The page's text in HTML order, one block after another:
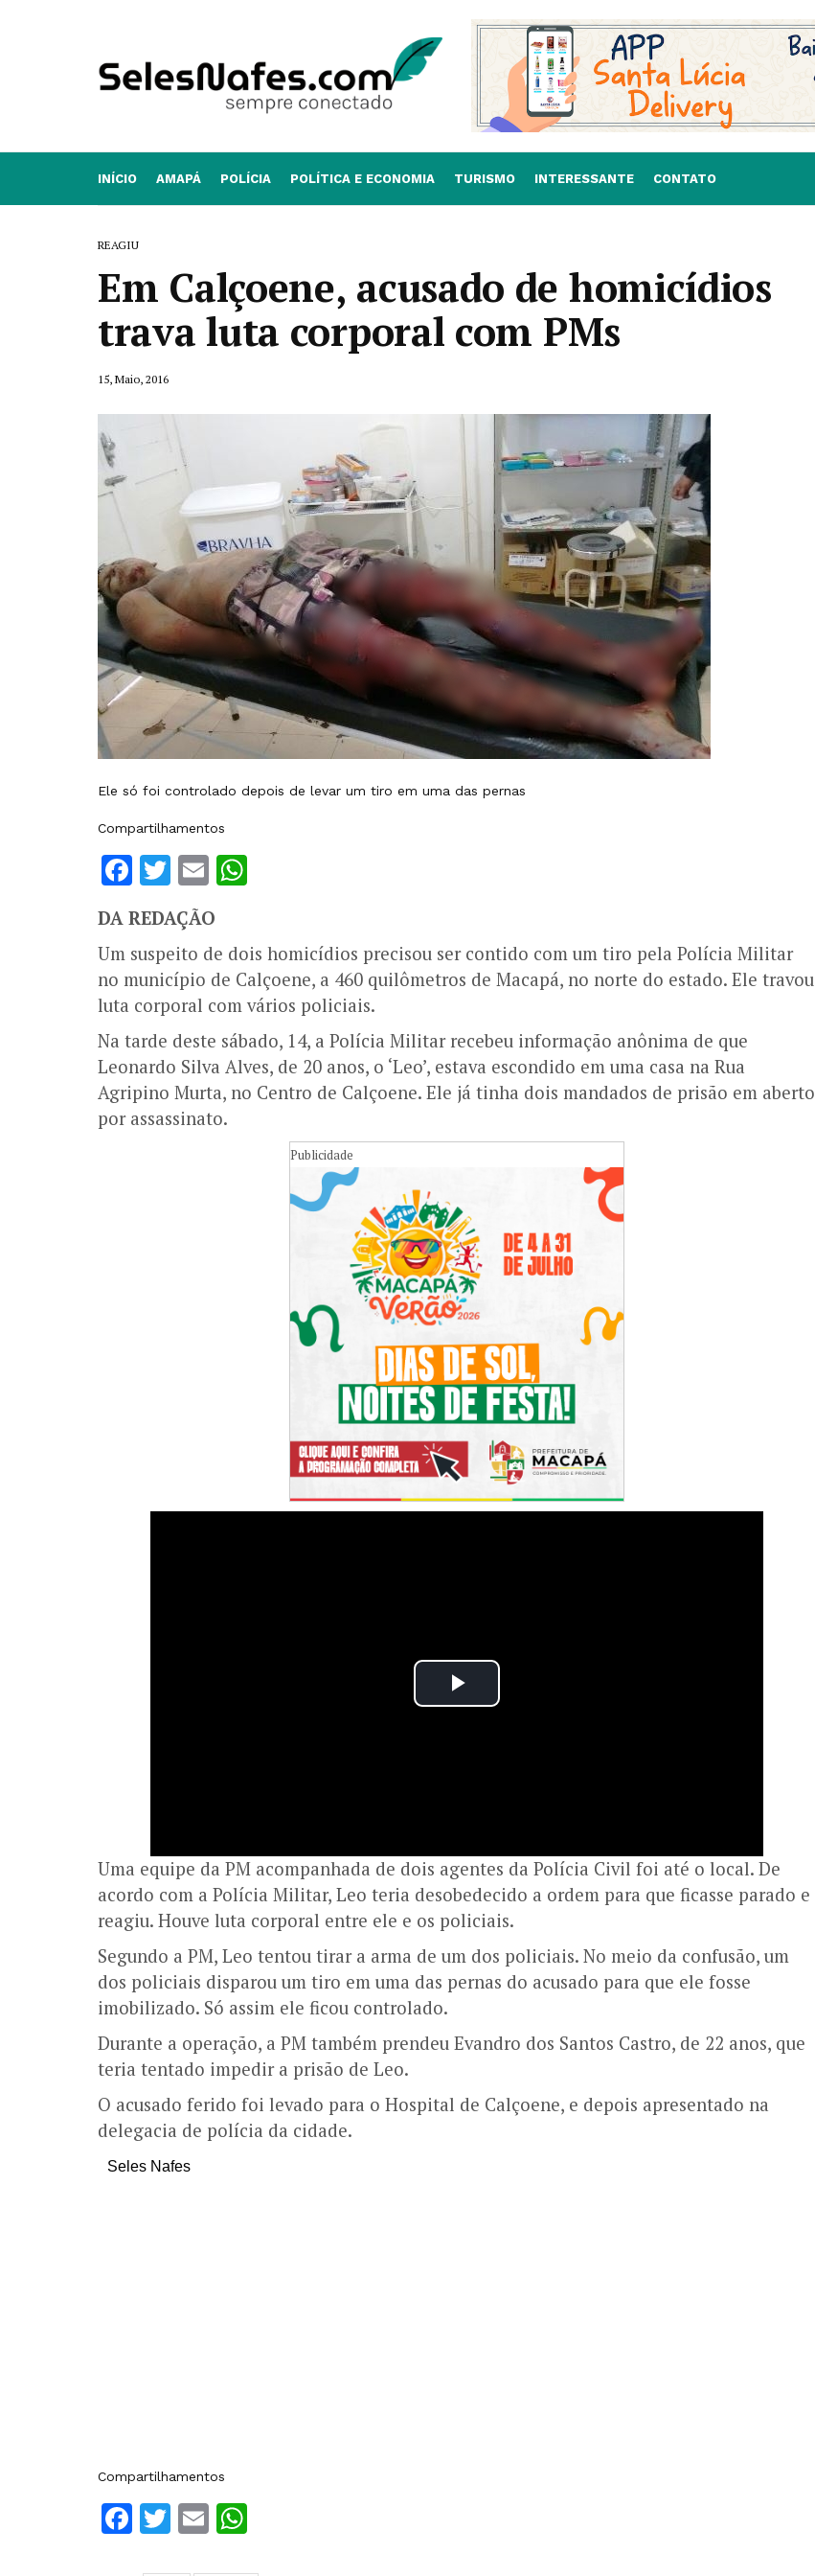
INÍCIO AMAPÁ POLÍCIA POLÍTICA E ECONOMIA TURISMO INTERESSANTE CONTATO
REAGIU
Em Calçoene, acusado de homicídios
trava luta corporal com PMs
15, Maio, 2016
Ele só foi controlado depois de levar um tiro em uma das pernas
Compartilhamentos
Facebook
Twitter
Email
DA REDAÇÃO
Um suspeito de dois homicídios precisou ser contido com um tiro pela Polícia Militar
no município de Calçoene, a 460 quilômetros de Macapá, no norte do estado. Ele travou
luta corporal com vários policiais.
Na tarde deste sábado, 14, a Polícia Militar recebeu informação anônima de que
Leonardo Silva Alves, de 20 anos, o ‘Leo’, estava escondido em uma casa na Rua
Agripino Murta, no Centro de Calçoene. Ele já tinha dois mandados de prisão em aberto
por assassinato.
Publicidade
Uma equipe da PM acompanhada de dois agentes da Polícia Civil foi até o local. De
acordo com a Polícia Militar, Leo teria desobedecido a ordem para que ficasse parado e
reagiu. Houve luta corporal entre ele e os policiais.
Segundo a PM, Leo tentou tirar a arma de um dos policiais. No meio da confusão, um
dos policiais disparou um tiro em uma das pernas do acusado para que ele fosse
imobilizado. Só assim ele ficou controlado.
Durante a operação, a PM também prendeu Evandro dos Santos Castro, de 22 anos, que
teria tentado impedir a prisão de Leo.
O acusado ferido foi levado para o Hospital de Calçoene, e depois apresentado na
delegacia de polícia da cidade.
Seles Nafes
Compartilhamentos
Facebook
Twitter
Email